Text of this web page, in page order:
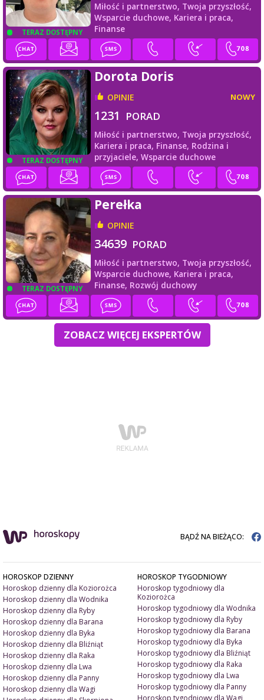
TERAZ DOSTĘPNY
Miłość i partnerstwo, Twoja przyszłość,
Wsparcie duchowe, Kariera i praca,
Finanse
TERAZ DOSTĘPNY
Dorota Doris
OPINIE NOWY
1231 PORAD
Miłość i partnerstwo, Twoja przyszłość,
Kariera i praca, Finanse, Rodzina i
przyjaciele, Wsparcie duchowe
TERAZ DOSTĘPNY
Perełka
OPINIE
34639 PORAD
Miłość i partnerstwo, Twoja przyszłość,
Wsparcie duchowe, Kariera i praca,
Finanse, Rozwój duchowy
ZOBACZ WIĘCEJ EKSPERTÓW
BĄDŹ NA BIEŻĄCO:
HOROSKOP DZIENNY
Horoskop dzienny dla Koziorożca
Horoskop dzienny dla Wodnika
Horoskop dzienny dla Ryby
Horoskop dzienny dla Barana
Horoskop dzienny dla Byka
Horoskop dzienny dla Bliźniąt
Horoskop dzienny dla Raka
Horoskop dzienny dla Lwa
Horoskop dzienny dla Panny
Horoskop dzienny dla Wagi
HOROSKOP TYGODNIOWY
Horoskop tygodniowy dla
Koziorożca
Horoskop tygodniowy dla Wodnika
Horoskop tygodniowy dla Ryby
Horoskop tygodniowy dla Barana
Horoskop tygodniowy dla Byka
Horoskop tygodniowy dla Bliźniąt
Horoskop tygodniowy dla Raka
Horoskop tygodniowy dla Lwa
Horoskop tygodniowy dla Panny
Horoskop tygodniowy dla Wagi